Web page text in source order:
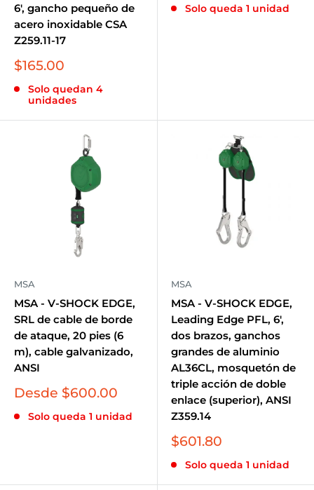
6', gancho pequeño de
acero inoxidable CSA
Z259.11-17
Precio
venta
$165.00
Solo quedan 4
unidades
venta
Solo queda 1 unidad
MSA
MSA - V-SHOCK EDGE,
SRL de cable de borde
de ataque, 20 pies (6
m), cable galvanizado,
ANSI
Precio
venta
Desde $600.00
Solo queda 1 unidad
MSA
MSA - V-SHOCK EDGE,
Leading Edge PFL, 6',
dos brazos, ganchos
grandes de aluminio
AL36CL, mosquetón de
triple acción de doble
enlace (superior), ANSI
Z359.14
Precio
venta
$601.80
Solo queda 1 unidad